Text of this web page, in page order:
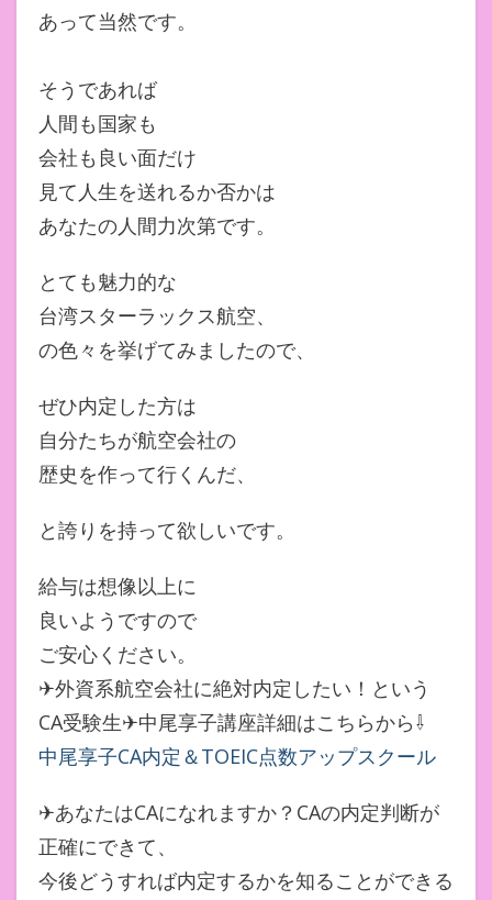
あって当然です。
そうであれば
人間も国家も
会社も良い面だけ
見て人生を送れるか否かは
あなたの人間力次第です。
とても魅力的な
台湾スターラックス航空、
の色々を挙げてみましたので、
ぜひ内定した方は
自分たちが航空会社の
歴史を作って行くんだ、
と誇りを持って欲しいです。
給与は想像以上に
良いようですので
ご安心ください。
✈外資系航空会社に絶対内定したい！という
CA受験生✈中尾享子講座詳細はこちらから⇩
中尾享子CA内定＆TOEIC点数アップスクール
✈あなたはCAになれますか？CAの内定判断が
正確にできて、
今後どうすれば内定するかを知ることができる